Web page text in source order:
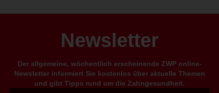
Newsletter
Der allgemeine, wöchentlich erscheinende ZWP online-
Newsletter informiert Sie kostenlos über aktuelle Themen
und gibt Tipps rund um die Zahngesundheit.